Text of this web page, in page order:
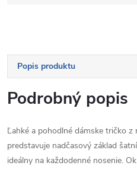
Popis produktu
Podrobný popis
Ľahké a pohodlné dámske tričko
predstavuje nadčasový základ
ideálny na každodenné nosenie.